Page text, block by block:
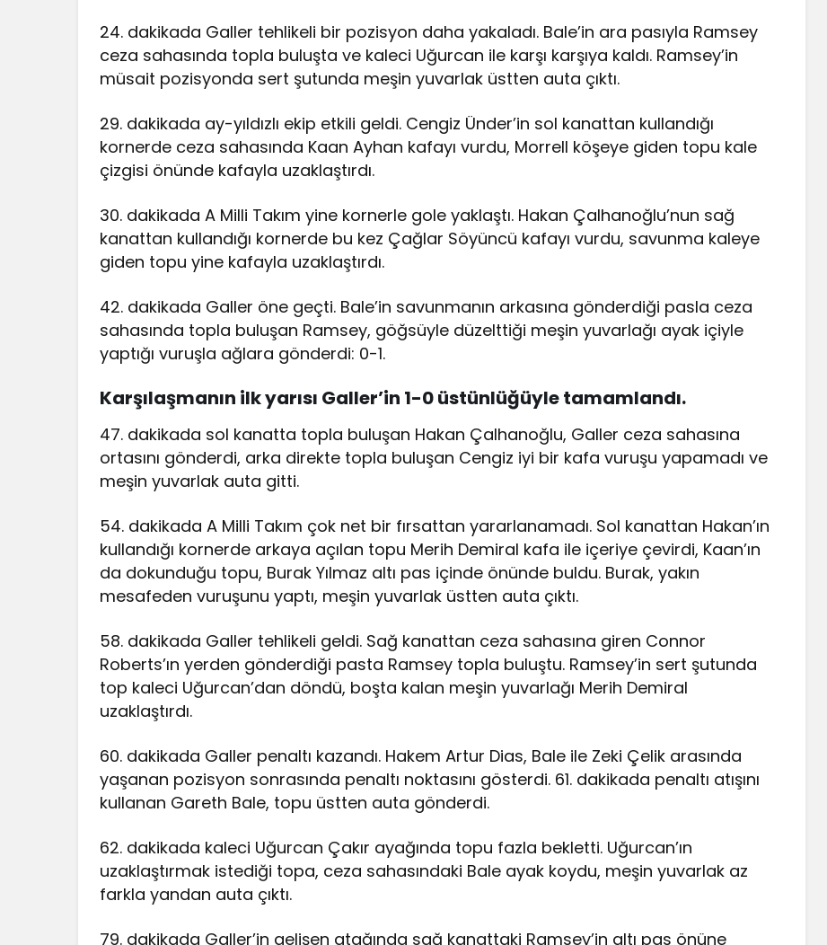
24. dakikada Galler tehlikeli bir pozisyon daha yakaladı. Bale’in ara pasıyla Ramsey
ceza sahasında topla buluşta ve kaleci Uğurcan ile karşı karşıya kaldı. Ramsey’in
müsait pozisyonda sert şutunda meşin yuvarlak üstten auta çıktı.
29. dakikada ay-yıldızlı ekip etkili geldi. Cengiz Ünder’in sol kanattan kullandığı
kornerde ceza sahasında Kaan Ayhan kafayı vurdu, Morrell köşeye giden topu kale
çizgisi önünde kafayla uzaklaştırdı.
30. dakikada A Milli Takım yine kornerle gole yaklaştı. Hakan Çalhanoğlu’nun sağ
kanattan kullandığı kornerde bu kez Çağlar Söyüncü kafayı vurdu, savunma kaleye
giden topu yine kafayla uzaklaştırdı.
42. dakikada Galler öne geçti. Bale’in savunmanın arkasına gönderdiği pasla ceza
sahasında topla buluşan Ramsey, göğsüyle düzelttiği meşin yuvarlağı ayak içiyle
yaptığı vuruşla ağlara gönderdi: 0-1.
Karşılaşmanın ilk yarısı Galler’in 1-0 üstünlüğüyle tamamlandı.
47. dakikada sol kanatta topla buluşan Hakan Çalhanoğlu, Galler ceza sahasına
ortasını gönderdi, arka direkte topla buluşan Cengiz iyi bir kafa vuruşu yapamadı ve
meşin yuvarlak auta gitti.
54. dakikada A Milli Takım çok net bir fırsattan yararlanamadı. Sol kanattan Hakan’ın
kullandığı kornerde arkaya açılan topu Merih Demiral kafa ile içeriye çevirdi, Kaan’ın
da dokunduğu topu, Burak Yılmaz altı pas içinde önünde buldu. Burak, yakın
mesafeden vuruşunu yaptı, meşin yuvarlak üstten auta çıktı.
58. dakikada Galler tehlikeli geldi. Sağ kanattan ceza sahasına giren Connor
Roberts’ın yerden gönderdiği pasta Ramsey topla buluştu. Ramsey’in sert şutunda
top kaleci Uğurcan’dan döndü, boşta kalan meşin yuvarlağı Merih Demiral
uzaklaştırdı.
60. dakikada Galler penaltı kazandı. Hakem Artur Dias, Bale ile Zeki Çelik arasında
yaşanan pozisyon sonrasında penaltı noktasını gösterdi. 61. dakikada penaltı atışını
kullanan Gareth Bale, topu üstten auta gönderdi.
62. dakikada kaleci Uğurcan Çakır ayağında topu fazla bekletti. Uğurcan’ın
uzaklaştırmak istediği topa, ceza sahasındaki Bale ayak koydu, meşin yuvarlak az
farkla yandan auta çıktı.
79. dakikada Galler’in gelişen atağında sağ kanattaki Ramsey’in altı pas önüne